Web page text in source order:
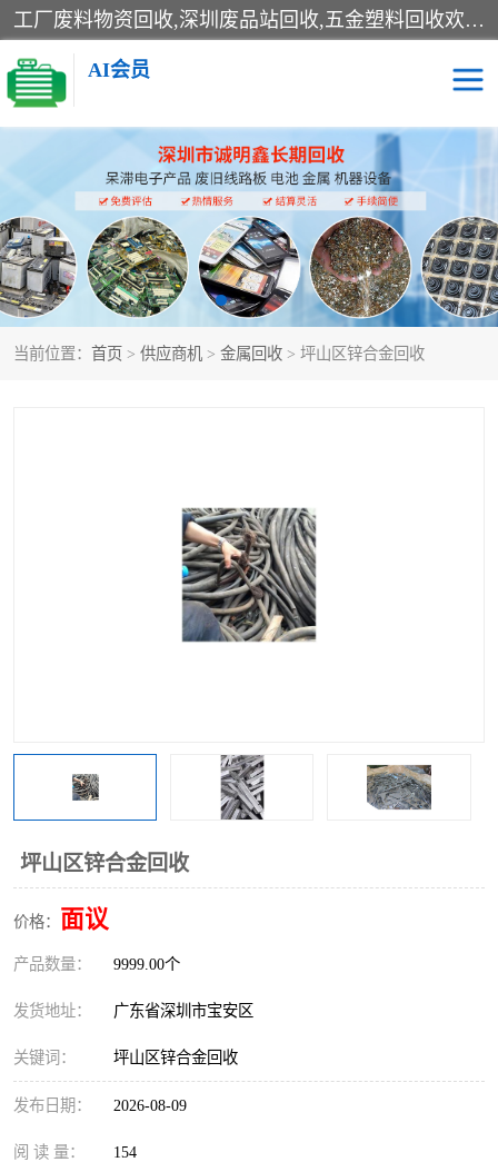
工厂废料物资回收,深圳废品站回收,五金塑料回收欢迎有金属、塑料、电子、电线、废旧设备、废铜、锡渣、线路板、镀银废料、废IC、电子零件、电子脚，等其他废旧物资的单位及个人联系洽谈。对提供息者我们可以提供优厚的业务提成（佣金）。
AI会员
当前位置： 首页 > 供应商机 > 金属回收 > 坪山区锌合金回收
坪山区锌合金回收
价格： 面议
产品数量： 9999.00个
发货地址： 广东省深圳市宝安区
关键词： 坪山区锌合金回收
发布日期： 2026-08-09
阅 读 量： 154
线路板回收 电子回收
电子产品回收 电池回收
金属回收 机器设备回收